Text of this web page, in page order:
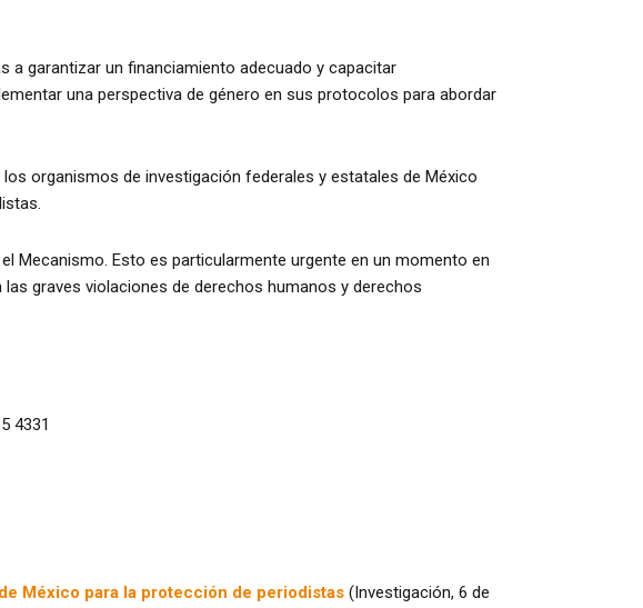
a garantizar un financiamiento adecuado y capacitar
una perspectiva de género en sus protocolos para abordar
organismos de investigación federales y estatales de México
Mecanismo. Esto es particularmente urgente en un momento en
graves violaciones de derechos humanos y derechos
4331
México para la protección de periodistas (Investigación, 6 de